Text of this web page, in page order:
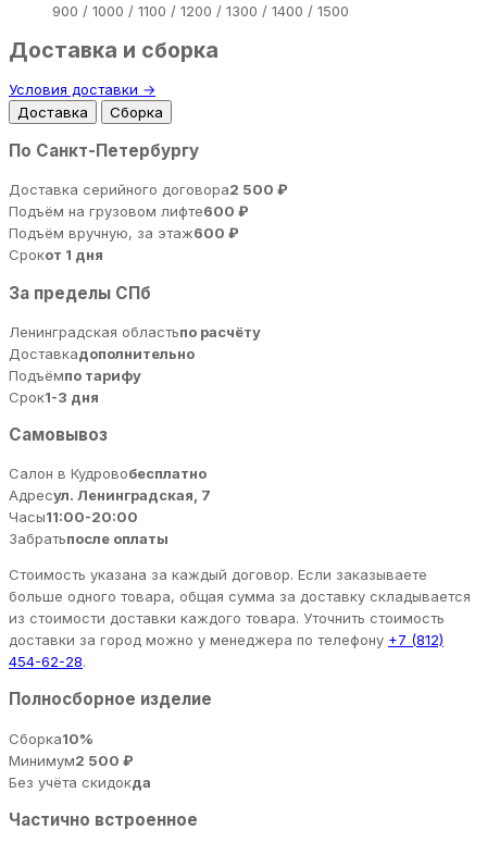
900 / 1000 / 1100 / 1200 / 1300 / 1400 / 1500
Доставка и сборка
Условия доставки →
Доставка
Сборка
По Санкт-Петербургу
Доставка серийного договора2 500 ₽
Подъём на грузовом лифте600 ₽
Подъём вручную, за этаж600 ₽
Срокот 1 дня
За пределы СПб
Ленинградская областьпо расчёту
Доставкадополнительно
Подъёмпо тарифу
Срок1-3 дня
Самовывоз
Салон в Кудровобесплатно
Адресул. Ленинградская, 7
Часы11:00-20:00
Забратьпосле оплаты
Стоимость указана за каждый договор. Если заказываете
больше одного товара, общая сумма за доставку складывается
из стоимости доставки каждого товара. Уточнить стоимость
доставки за город можно у менеджера по телефону +7 (812)
454-62-28.
Полносборное изделие
Сборка10%
Минимум2 500 ₽
Без учёта скидокда
Частично встроенное